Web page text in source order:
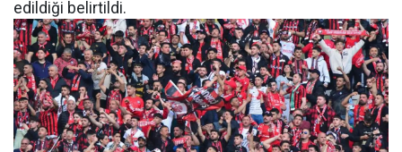
edildiği belirtildi.